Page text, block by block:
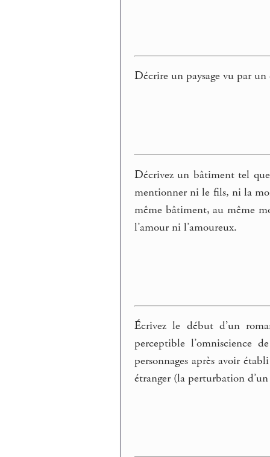
Décrire un paysage vu par
Décrivez un bâtiment tel
mentionner ni le fils, ni la
même bâtiment, au même
l’amour ni l’amoureux.
Écrivez le début d’un
perceptible l’omniscience
personnages après avoir
étranger (la perturbation